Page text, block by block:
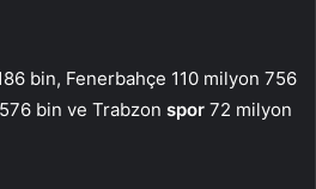
bin, Fenerbahçe 110 milyon 756
bin ve Trabzon spor 72 milyon